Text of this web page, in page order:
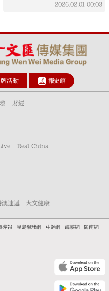
2026.02.01 00:03
牌活動 報史館
財經
Real China
澳速遞 大文健康
導報 星島環球網 中評網 海峽網
閩南網